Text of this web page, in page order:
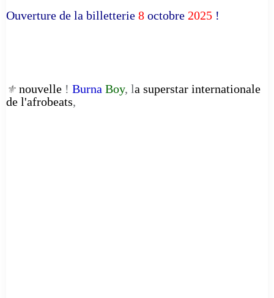
Ouverture de la billetterie 8 octobre 2025 !
⚜️ nouvelle ! Burna Boy, la superstar internationale
de l'afrobeats,